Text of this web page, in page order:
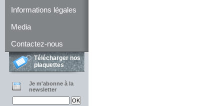
Informations légales
Media
Contactez-nous
Télécharger nos
plaquettes
Je m'abonne à la
newsletter